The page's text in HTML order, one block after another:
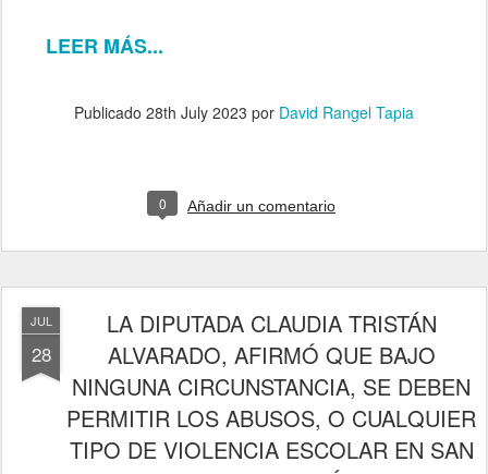
LEER MÁS...
Publicado 28th July 2023 por David Rangel Tapia
0 Añadir un comentario
JUL
28
LA DIPUTADA CLAUDIA TRISTÁN
ALVARADO, AFIRMÓ QUE BAJO
NINGUNA CIRCUNSTANCIA, SE DEBEN
PERMITIR LOS ABUSOS, O CUALQUIER
TIPO DE VIOLENCIA ESCOLAR EN SAN